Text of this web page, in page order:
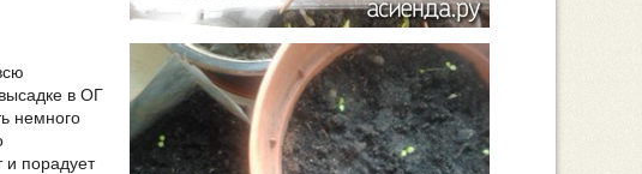
в ОГ
немного
и порадует